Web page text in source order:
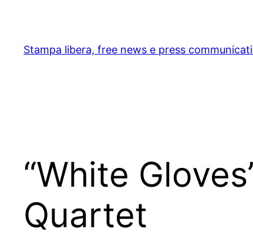
content
Stampa libera, free news e press
“White
Quartet